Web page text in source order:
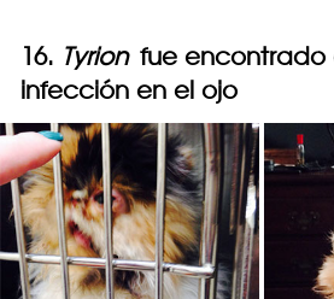
16. Tyrion fue encontrado
infección en el ojo